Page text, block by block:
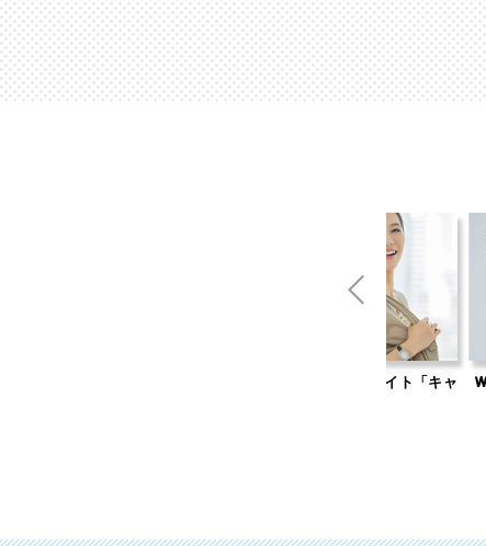
Web集客のお悩みなら「オンライン無